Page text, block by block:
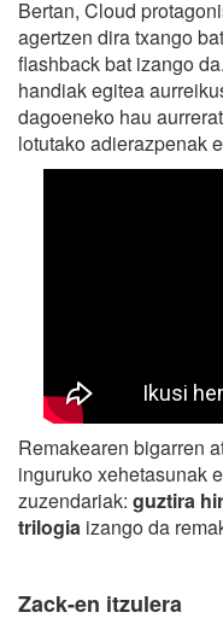
Bertan, Cloud
agertzen dira txango
flashback bat izango
handiak egitea
dagoeneko hau
lotutako adierazpenak
Remakearen bigarren
inguruko xehetasunak
zuzendariak: guztira
trilogia izango da
Zack-en itzulera